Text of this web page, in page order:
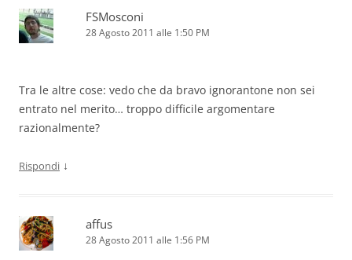
FSMosconi
28 Agosto 2011 alle 1:50 PM
Tra le altre cose: vedo che da bravo ignorantone non sei
entrato nel merito… troppo difficile argomentare
razionalmente?
Rispondi ↓
affus
28 Agosto 2011 alle 1:56 PM